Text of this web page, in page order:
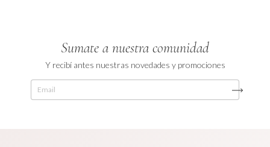
Sumate a nuestra comunidad
Y recibí antes nuestras novedades y promociones